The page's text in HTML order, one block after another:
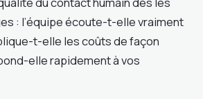
: l’équipe écoute-t-elle vraiment
t-elle les coûts de façon
elle rapidement à vos